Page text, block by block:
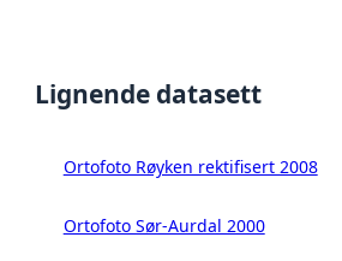
Lignende datasett
Ortofoto Røyken rektifisert 2008
Ortofoto Sør-Aurdal 2000